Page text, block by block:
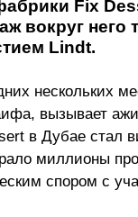
Fix
вокруг
Lindt.
нескольких
вызывает
в Дубае стал
миллионы
спором с